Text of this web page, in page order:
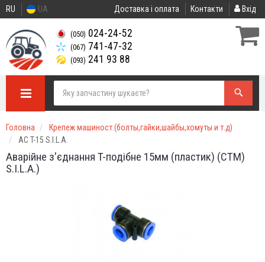
RU UA Доставка і оплата Контакти Вхід
(050) 024-24-52
(067) 741-47-32
(093) 241 93 88
Головна
Крепеж машиност.(болты,гайки,шайбы,хомуты и т.д)
АС T-15 S.I.L.A.
Аварійне з'єднання T-подібне 15мм (пластик) (СТМ)
S.I.L.A.)